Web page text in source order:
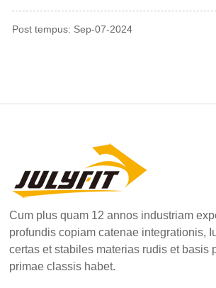
Post tempus: Sep-07-2024
Cum plus quam 12 annos industriam
profundis copiam catenae integrationis,
certas et stabiles materias rudis et basis
primae classis habet.